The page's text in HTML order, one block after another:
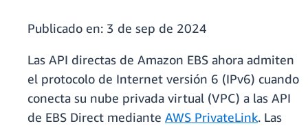
Publicado en: 3 de sep de 2024
Las API directas de Amazon EBS ahora admiten
el protocolo de Internet versión 6 (IPv6) cuando
conecta su nube privada virtual (VPC) a las API
de EBS Direct mediante AWS PrivateLink. Las